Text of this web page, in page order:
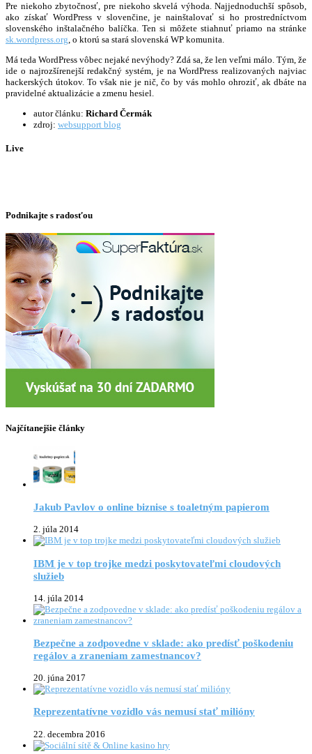
Pre niekoho zbytočnosť, pre niekoho skvelá výhoda. Najjednoduchší spôsob,
ako získať WordPress v slovenčine, je nainštalovať si ho prostredníctvom
slovenského inštalačného balíčka. Ten si môžete stiahnuť priamo na stránke
sk.wordpress.org, o ktorú sa stará slovenská WP komunita.
Má teda WordPress vôbec nejaké nevýhody? Zdá sa, že len veľmi málo. Tým, že
ide o najrozšírenejší redakčný systém, je na WordPress realizovaných najviac
hackerských útokov. To však nie je nič, čo by vás mohlo ohroziť, ak dbáte na
pravidelné aktualizácie a zmenu hesiel.
autor článku: Richard Čermák
zdroj: websupport blog
Live
Podnikajte s radosťou
Najčítanejšie články
Jakub Pavlov o online biznise s toaletným papierom
2. júla 2014
IBM je v top trojke medzi poskytovateľmi cloudových
služieb
14. júla 2014
Bezpečne a zodpovedne v sklade: ako predísť poškodeniu
regálov a zraneniam zamestnancov?
20. júna 2017
Reprezentatívne vozidlo vás nemusí stať milióny
22. decembra 2016